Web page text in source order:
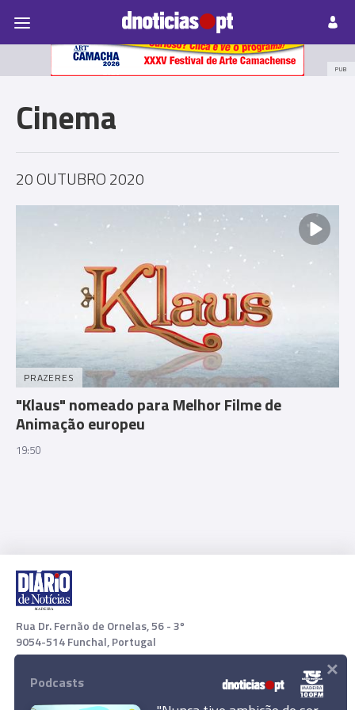
Prazeres Paisagens
PUB
Cinema
20 OUTUBRO 2020
PRAZERES
"Klaus" nomeado para Melhor Filme de
Animação europeu
19:50
Rua Dr. Fernão de Ornelas, 56 - 3º
9054-514 Funchal, Portugal
291 202 300
Download App
Podcasts ×